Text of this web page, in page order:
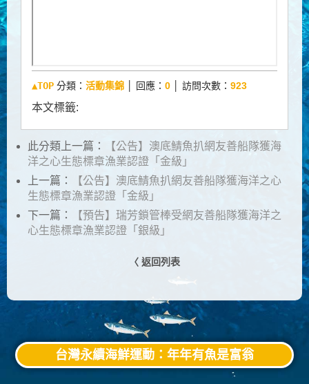
▲TOP 分類： 活動集錦 │ 回應： 0 │ 訪問次數： 923
本文標籤:
此分類上一篇：
【公告】澳底鯖魚扒網友善船隊獲海
洋之心生態標章漁業認證「金級」
上一篇：
【公告】澳底鯖魚扒網友善船隊獲海洋之心
生態標章漁業認證「金級」
下一篇：
【預告】瑞芳鎖管棒受網友善船隊獲海洋之
心生態標章漁業認證「銀級」
〈 返回列表
台灣永續海鮮運動：年年有魚是富翁